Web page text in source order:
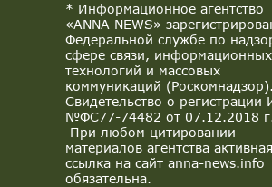
* Информационное агентство
«ANNA NEWS»
Федеральной службе по
сфере связи, информационных
технологий и массовых
коммуникаций (Роскомнадзор).
Свидетельство о регистрации
№ФС77-74482 от 07.12.2018
При любом цитировании
материалов агентства активная
ссылка на сайт anna-news.info
обязательна.